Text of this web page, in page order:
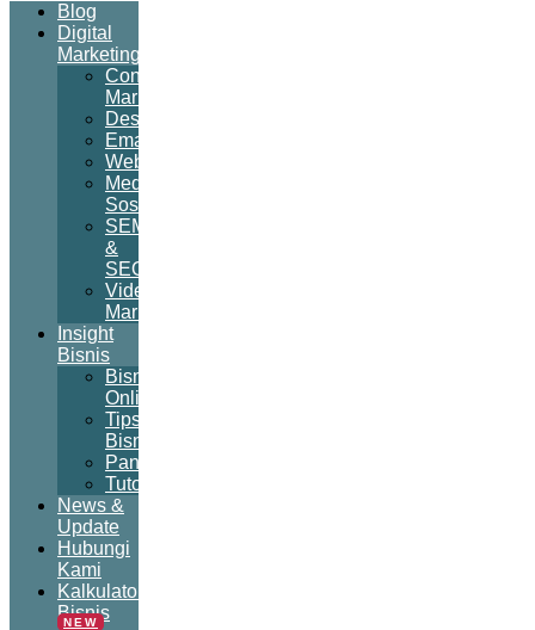
Blog
Digital
Marketing
Content
Marketing
Desain
Email
Website
Media
Sosial
SEM
&
SEO
Video
Marketing
Insight
Bisnis
Bisnis
Online
Tips
Bisnis
Panduan
Tutorial
News &
Update
Hubungi
Kami
Kalkulator
Bisnis
NEW